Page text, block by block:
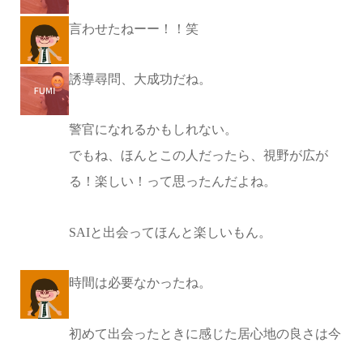
言わせたねーー！！笑
誘導尋問、大成功だね。
警官になれるかもしれない。
でもね、ほんとこの人だったら、視野が広が
る！楽しい！って思ったんだよね。
SAIと出会ってほんと楽しいもん。
時間は必要なかったね。
初めて出会ったときに感じた居心地の良さは今